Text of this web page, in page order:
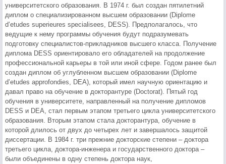
университетского образования. В 1974 г. был создан пятилетний
диплом о специализированном высшем образовании (Diplome
d’etudes superieures specialisees, DESS). Предполагалось, что
ведущие к нему программы обучения будут подразумевать
подготовку специалистов-прикладников высшего класса. Получение
диплома DESS ориентировало его обладателей на продолжение
профессиональной карьеры в той или иной сфере. Годом ранее был
создан диплом об углубленном высшем образовании (Diplome
d’etudes approfondies, DEA), который имел научную ориентацию и
давал право на обучение в докторантуре (Doctorat). Пятый год
обучения в университете, направленный на получение дипломов
DESS и DEA, стал первым этапом третьего цикла университетского
образования. Вторым этапом стала докторантура, обучение в
которой длилось от двух до четырех лет и завершалось защитой
диссертации. В 1984 г. три прежние докторские степени – доктора
третьего цикла, доктора-инженера и государственного доктора –
были объединены в одну степень доктора наук,